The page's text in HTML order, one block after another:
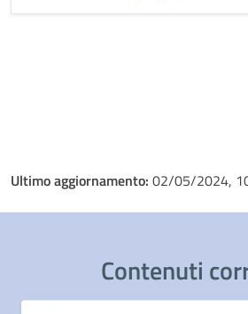
Ultimo aggiornamento: 02/05/2024,
Contenuti